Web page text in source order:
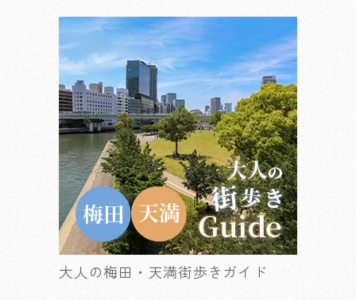
大人の梅田・天満街歩きガイド